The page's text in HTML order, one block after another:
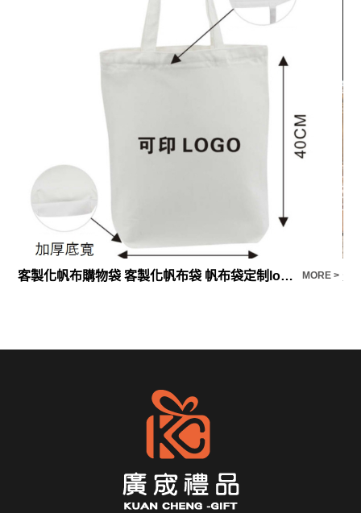
客製化帆布購物袋 客製化帆布袋 帆布袋定制logo MORE >